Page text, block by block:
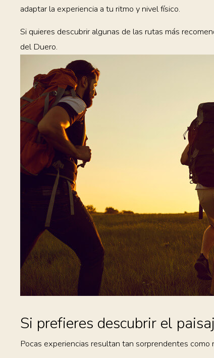
adaptar la experiencia a tu ritmo y nivel físico.
Si quieres descubrir algunas de las rutas más
del Duero.
Si prefieres descubrir el
Pocas experiencias resultan tan sorprendentes